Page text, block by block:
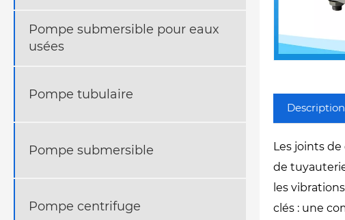
Pompe submersible pour eaux
usées
Pompe tubulaire
Pompe submersible
Pompe centrifuge
Les joints
de
les
clés : une